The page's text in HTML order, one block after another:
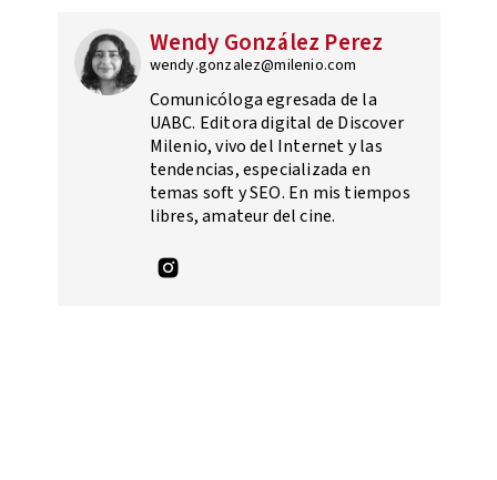
Wendy González Perez
wendy.gonzalez@milenio.com
Comunicóloga egresada de la
UABC. Editora digital de Discover
Milenio, vivo del Internet y las
tendencias, especializada en
temas soft y SEO. En mis tiempos
libres, amateur del cine.